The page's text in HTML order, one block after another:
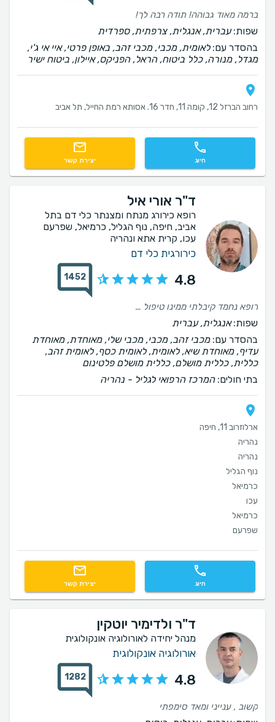
ברמה מאוד גבוהה! תודה רבה לך!
שפות:עברית, אנגלית, צרפתית, ספרדית
בהסדר עם:לאומית, מכבי, מכבי זהב, באופן פרטי, איי אי ג'י,
מגדל, מנורה, כלל ביטוח, הראל, הפניקס, איילון, ביטוח ישיר
רחוב הברזל 12, קומה 11, חדר 16. אסותא רמת החייל, תל אביב
חיוג יצירת קשר
ד"ר אורי איל
רופא כירורג מנתח ומצנתר כלי דם בתל
אביב, חיפה, נוף הגליל, כרמיאל, שפרעם
עכו, קרית אתא ונהריה
כירורגית כלי דם
4.8
1452
רופא נחמד קיבלתי ממינו טיפול מסור מאוד ולענין ממליץ עליו מאוד
שפות:אנגלית, עברית
בהסדר עם:מכבי זהב, מכבי, מכבי שלי, מאוחדת, מאוחדת
עדיף, מאוחדת שיא, לאומית, לאומית כסף, לאומית זהב,
כללית, כללית מושלם, כללית מושלם פלטינום
בתי חולים:המרכז הרפואי לגליל - נהריה
ארלוזרוב 11, חיפה
נהריה
נהריה
נוף הגליל
כרמיאל
עכו
כרמיאל
שפרעם
חיוג יצירת קשר
ד"ר ולדימיר יוטקין
מנהל יחידה לאורולוגיה אונקולוגית
אורולוגיה אונקולוגית
4.8
1282
קשוב , ענייני ומאד סימפתי